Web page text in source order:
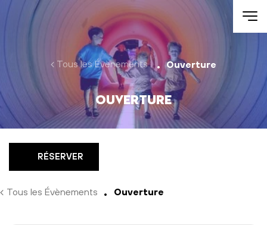
Aller au contenu
Tous les Évènements Ouverture
Ouverture
RÉSERVER
Tous les Évènements Ouverture